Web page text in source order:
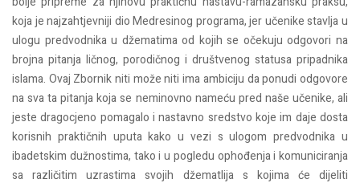
koja je najzahtjevniji dio Medresinog programa, jer učenike stavlja u
ulogu predvodnika u džematima od kojih se očekuju odgovori na
brojna pitanja ličnog, porodičnog i društvenog statusa pripadnika
islama. Ovaj Zbornik niti može niti ima ambiciju da ponudi odgovore
na sva ta pitanja koja se neminovno nameću pred naše učenike, ali
jeste dragocjeno pomagalo i nastavno sredstvo koje im daje dosta
korisnih praktičnih uputa kako u vezi s ulogom predvodnika u
ibadetskim dužnostima, tako i u pogledu ophođenja i komuniciranja
sa različitim uzrastima svojih džematlija s kojima će dijeliti